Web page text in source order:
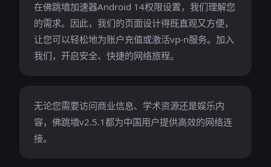
在佛跳墙加速器Android 14权限设置，我们理解您
的需求。因此，我们的页面设计得既直观又方便，
让您可以轻松地为账户充值或激活vp-n服务。加入
我们，开启安全、快捷的网络旅程。
无论您需要访问商业信息、学术资源还是娱乐内
容，佛跳墙v2.5.1都为中国用户提供高效的网络连
接。